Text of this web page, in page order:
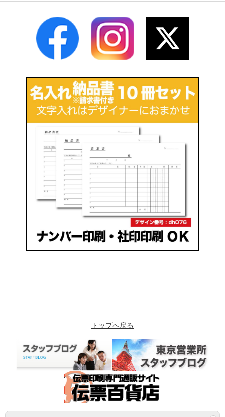
トップへ戻る